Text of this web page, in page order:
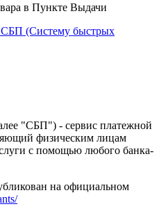
в Пункте Выдачи
СБП (Систему быстрых
"СБП") - сервис платежной
физическим лицам
с помощью любого банка-
на официальном